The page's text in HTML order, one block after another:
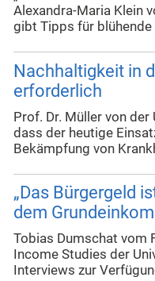
Alexandra-Maria Klein
gibt Tipps für
Nachhaltigkeit in
erforderlich
Prof. Dr. Müller von
dass der heutige
Bekämpfung von
„Das Bürgergeld
dem
Tobias Dumschat vom
Income Studies der
Interviews zur